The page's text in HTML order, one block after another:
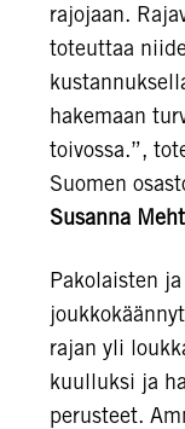
rajojaan.
toteuttaa
hakemaan
toivossa.”,
Suomen
Susanna
Pakolaisten
rajan yli
kuulluksi ja
perusteet.